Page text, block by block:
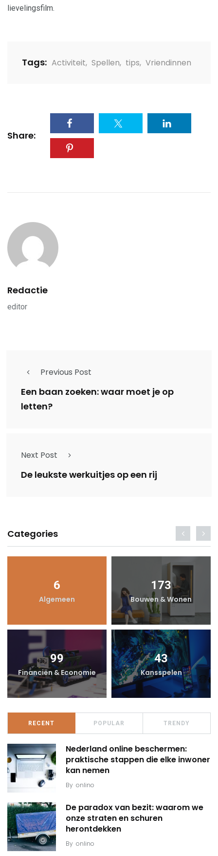
lievelingsfilm.
Tags: Activiteit, Spellen, tips, Vriendinnen
Share:
Redactie
editor
Previous Post
Een baan zoeken: waar moet je op
letten?
Next Post
De leukste werkuitjes op een rij
Categories
6
Algemeen
173
Bouwen & Wonen
99
Financiën & Economie
43
Kansspelen
RECENT POPULAR TRENDY
Nederland online beschermen:
praktische stappen die elke inwoner
kan nemen
By onlino
De paradox van bezit: waarom we
onze straten en schuren
herontdekken
By onlino